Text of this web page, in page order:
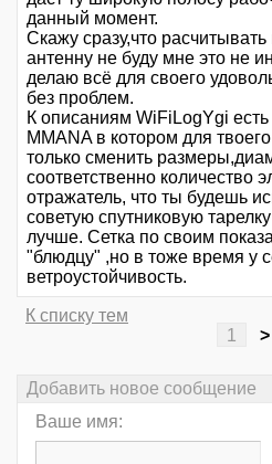
данный момент.
Скажу сразу,что расчитывать
антенну не буду мне это не
делаю всё для своего
без проблем.
К описаниям WiFiLogYgi
MMANA в котором для
только сменить
соответственно количество
отражатель, что ты будешь
советую спутниковую
лучше. Сетка по своим
"блюдцу" ,но в тоже время у
ветроустойчивость.
К списку тем
1
>
Добавить новое сообщение
Ваше имя: